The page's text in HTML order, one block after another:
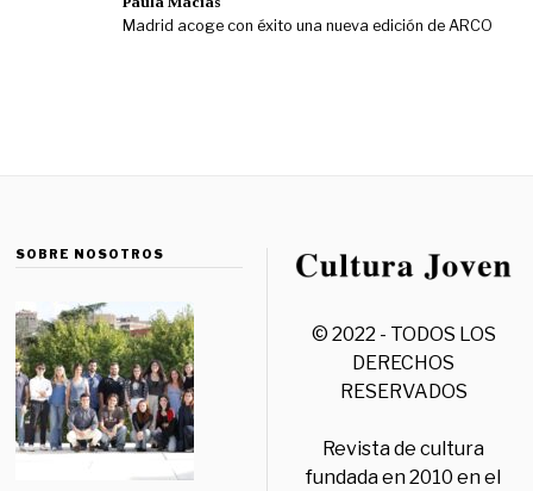
Madrid acoge con éxito una nueva edición de ARCO
SOBRE NOSOTROS
© 2022 - TODOS LOS
DERECHOS
RESERVADOS
Revista de cultura
fundada en 2010 en el